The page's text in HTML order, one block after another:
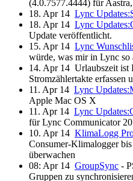
(4.0.7577.4444) für
18. Apr 14 Lync
18. Apr 14 Lync
Update veröffentlicht.
15. Apr 14 Lync
würde, was mir in Lync so
14. Apr 14 Urlaubszeit ist
Stromzählertakte erfassen
11. Apr 14 Lync
Apple Mac OS X
11. Apr 14 Lync
für Lync Communicator
10. Apr 14 KlimaLogg
Consumer-Klimalogger
überwachen
08: Apr 14 GroupSync -
Gruppen zu